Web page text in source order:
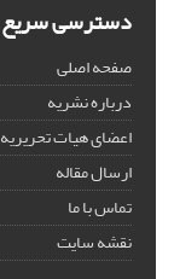
دسترسی سریع
صفحه اصلی
درباره نشریه
اعضای هیات تحریریه
ارسال مقاله
تماس با ما
نقشه سایت